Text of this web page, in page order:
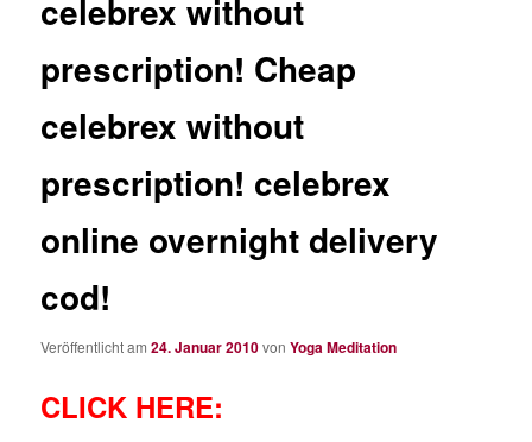
celebrex without
prescription! Cheap
celebrex without
prescription! celebrex
online overnight delivery
cod!
Veröffentlicht am24. Januar 2010vonYoga Meditation
CLICK HERE: